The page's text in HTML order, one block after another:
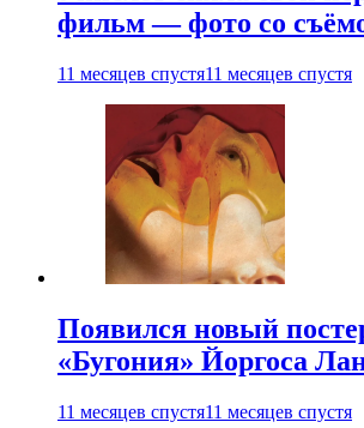
фильм — фото со
11 месяцев спустя11 месяцев спустя
Появился новый
«Бугония» Йоргоса
11 месяцев спустя11 месяцев спустя